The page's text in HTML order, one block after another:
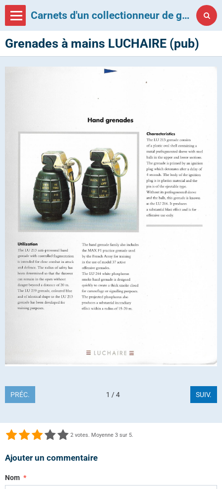
Carnets d'un collectionneur de grenades françaises
Grenades à mains LUCHAIRE (pub)
PRÉC. 1 / 4 SUIV.
2 votes. Moyenne 3 sur 5.
Ajouter un commentaire
Nom